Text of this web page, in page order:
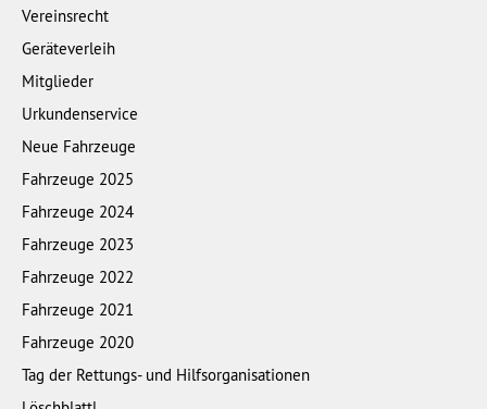
Vereinsrecht
Geräteverleih
Mitglieder
Urkundenservice
Neue Fahrzeuge
Fahrzeuge 2025
Fahrzeuge 2024
Fahrzeuge 2023
Fahrzeuge 2022
Fahrzeuge 2021
Fahrzeuge 2020
Tag der Rettungs- und Hilfsorganisationen